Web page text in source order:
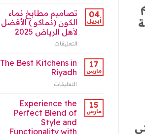
مغلقة
الكون
بالرياض
:
صناعة
البيت
العصري”
مغلقة
04
أبريل
تصاميم مطابخ نماء
الكون (نماكو ) الأفضل
لأهل الرياض 2025
التعليقات
مطابخ
نماء
الكون
(نماكو
الأفضل
لأهل
الرياض
2025
17
مارس
The Best Kitchens in
Riyadh
التعليقات
Best
Kitchens
in
Riyadh
15
مارس
Experience the
Perfect Blend of
Style and
Functionality with